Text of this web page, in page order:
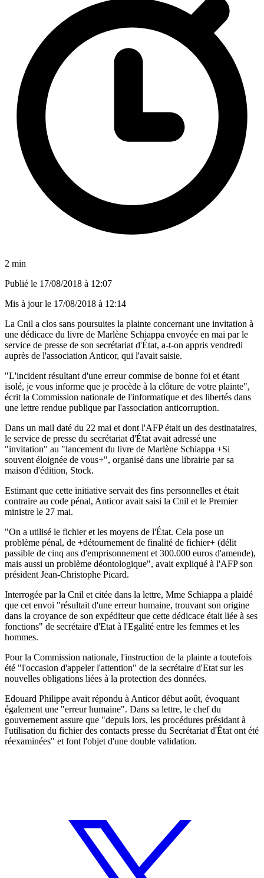
2 min
Publié le 17/08/2018 à 12:07
Mis à jour le 17/08/2018 à 12:14
La Cnil a clos sans poursuites la plainte concernant une invitation à
une dédicace du livre de Marlène Schiappa envoyée en mai par le
service de presse de son secrétariat d'État, a-t-on appris vendredi
auprès de l'association Anticor, qui l'avait saisie.
"L'incident résultant d'une erreur commise de bonne foi et étant
isolé, je vous informe que je procède à la clôture de votre plainte",
écrit la Commission nationale de l'informatique et des libertés dans
une lettre rendue publique par l'association anticorruption.
Dans un mail daté du 22 mai et dont l'AFP était un des destinataires,
le service de presse du secrétariat d'État avait adressé une
"invitation" au "lancement du livre de Marlène Schiappa +Si
souvent éloignée de vous+", organisé dans une librairie par sa
maison d'édition, Stock.
Estimant que cette initiative servait des fins personnelles et était
contraire au code pénal, Anticor avait saisi la Cnil et le Premier
ministre le 27 mai.
"On a utilisé le fichier et les moyens de l'État. Cela pose un
problème pénal, de +détournement de finalité de fichier+ (délit
passible de cinq ans d'emprisonnement et 300.000 euros d'amende),
mais aussi un problème déontologique", avait expliqué à l'AFP son
président Jean-Christophe Picard.
Interrogée par la Cnil et citée dans la lettre, Mme Schiappa a plaidé
que cet envoi "résultait d'une erreur humaine, trouvant son origine
dans la croyance de son expéditeur que cette dédicace était liée à ses
fonctions" de secrétaire d'Etat à l'Egalité entre les femmes et les
hommes.
Pour la Commission nationale, l'instruction de la plainte a toutefois
été "l'occasion d'appeler l'attention" de la secrétaire d'Etat sur les
nouvelles obligations liées à la protection des données.
Edouard Philippe avait répondu à Anticor début août, évoquant
également une "erreur humaine". Dans sa lettre, le chef du
gouvernement assure que "depuis lors, les procédures présidant à
l'utilisation du fichier des contacts presse du Secrétariat d'État ont été
réexaminées" et font l'objet d'une double validation.